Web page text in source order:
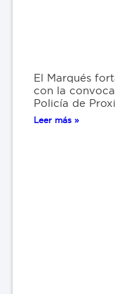
El Marqués
con la
Policía de
Leer más »